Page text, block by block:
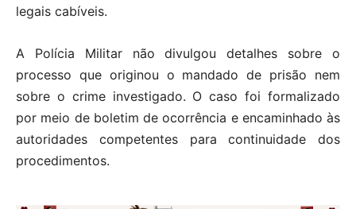
legais cabíveis.
A Polícia Militar não divulgou detalhes sobre o
processo que originou o mandado de prisão nem
sobre o crime investigado. O caso foi formalizado
por meio de boletim de ocorrência e encaminhado às
autoridades competentes para continuidade dos
procedimentos.